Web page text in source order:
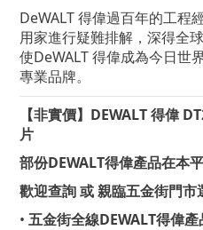
DeWALT得偉過百年的工程
用家進行疑難排解，深得全
使DeWALT得偉成為今日世
專業品牌。
【非實價】DEWALT 得偉
片
部份DEWALT得偉產品在本
歡迎查詢 或 親臨五金街門市
• 五金街全線DEWALT得偉